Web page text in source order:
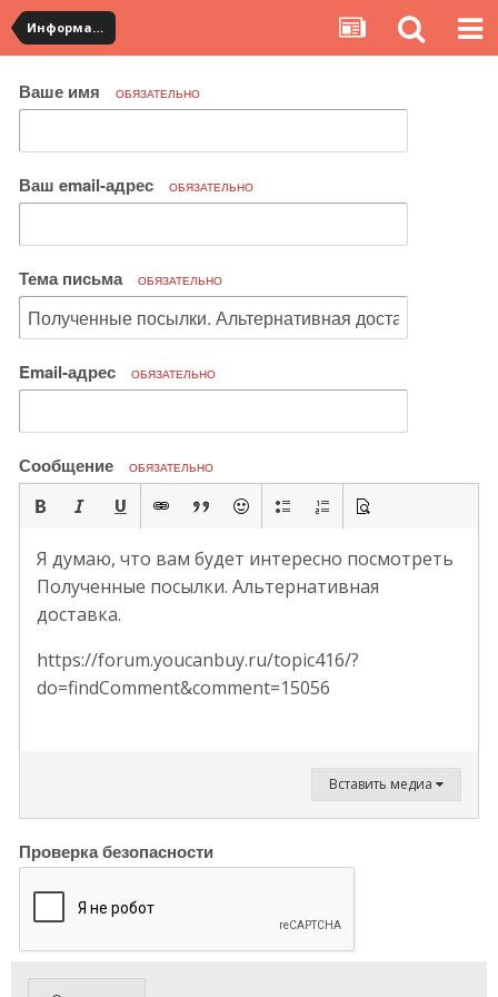
Информация по полученным посылкам
Ваше имя ОБЯЗАТЕЛЬНО
Ваш email-адрес ОБЯЗАТЕЛЬНО
Тема письма ОБЯЗАТЕЛЬНО
Email-адрес ОБЯЗАТЕЛЬНО
Сообщение ОБЯЗАТЕЛЬНО
Я думаю, что вам будет интересно посмотреть
Полученные посылки. Альтернативная
доставка.
https://forum.youcanbuy.ru/topic416/?
do=findComment&comment=15056
Вставить медиа
Проверка безопасности